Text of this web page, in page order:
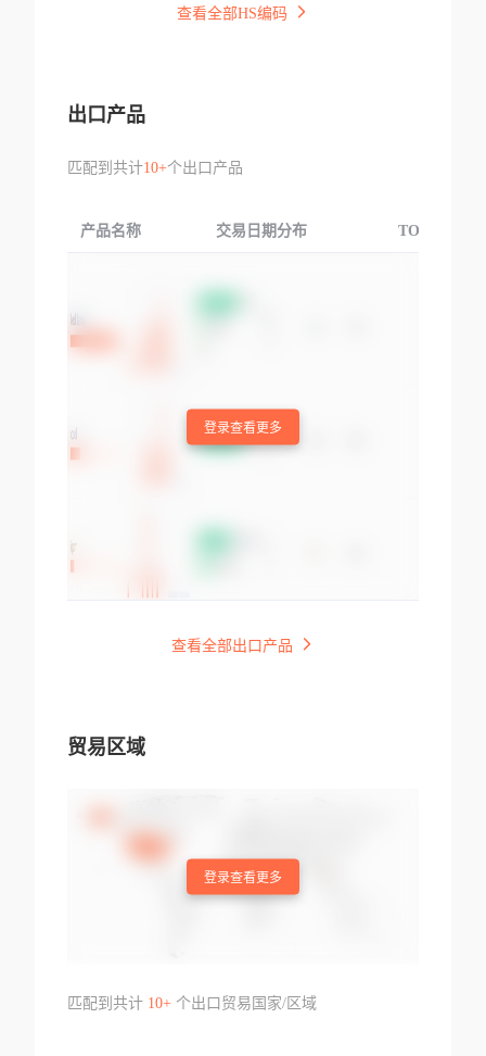
查看全部HS编码
出口产品
匹配到共计10+个出口产品
产品名称 交易日期分布 TOP3交易国
登录查看更多
查看全部出口产品
贸易区域
登录查看更多
匹配到共计 10+个出口贸易国家/区域